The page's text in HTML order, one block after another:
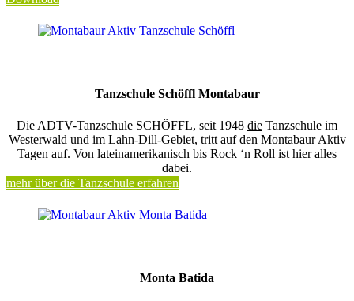
Tanzschule Schöffl Montabaur
Die ADTV-Tanzschule SCHÖFFL, seit 1948 die Tanzschule im
Westerwald und im Lahn-Dill-Gebiet, tritt auf den Montabaur Aktiv
Tagen auf. Von lateinamerikanisch bis Rock ‘n Roll ist hier alles
dabei.
mehr über die Tanzschule erfahren
Monta Batida